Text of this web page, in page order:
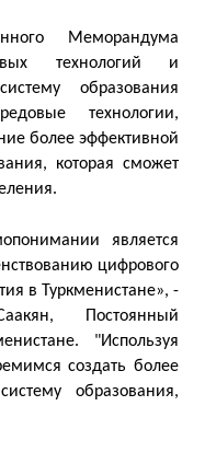
Меморандума
технологий и
образования
технологии,
более эффективной
которая сможет
является
цифрового
в Туркменистане», -
Постоянный
"Используя
создать более
образования,